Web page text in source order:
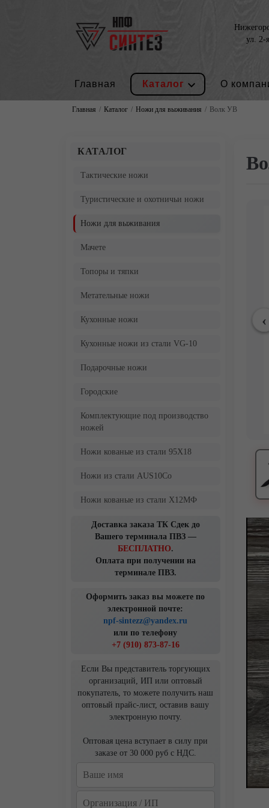
ул. 2-
Главная Каталог О
Главная Каталог Ножи для выживания Волк УВ
КАТАЛОГ
Тактические ножи
Туристические и охотничьи ножи
Ножи для выживания
Мачете
Топоры и тяпки
Метательные ножи
Кухонные ножи
Кухонные ножи из стали VG-10
Подарочные ножи
Городские
Комплектующие под производство
ножей
Ножи кованые из стали 95Х18
Ножи из стали AUS10Co
Ножи кованые из стали Х12МФ
Доставка заказа ТК Сдек до
Вашего терминала ПВЗ —
БЕСПЛАТНО.
Оплата при получении на
терминале ПВЗ.
Оформить заказ вы можете по
электронной почте:
npf-sintezz@yandex.ru
или по телефону
+7 (910) 873-87-16
Если Вы представитель торгующих
организаций, ИП или оптовый
покупатель, то можете получить наш
оптовый прайс-лист, оставив вашу
электронную почту.
Оптовая цена вступает в силу при
заказе от 30 000 руб с НДС.